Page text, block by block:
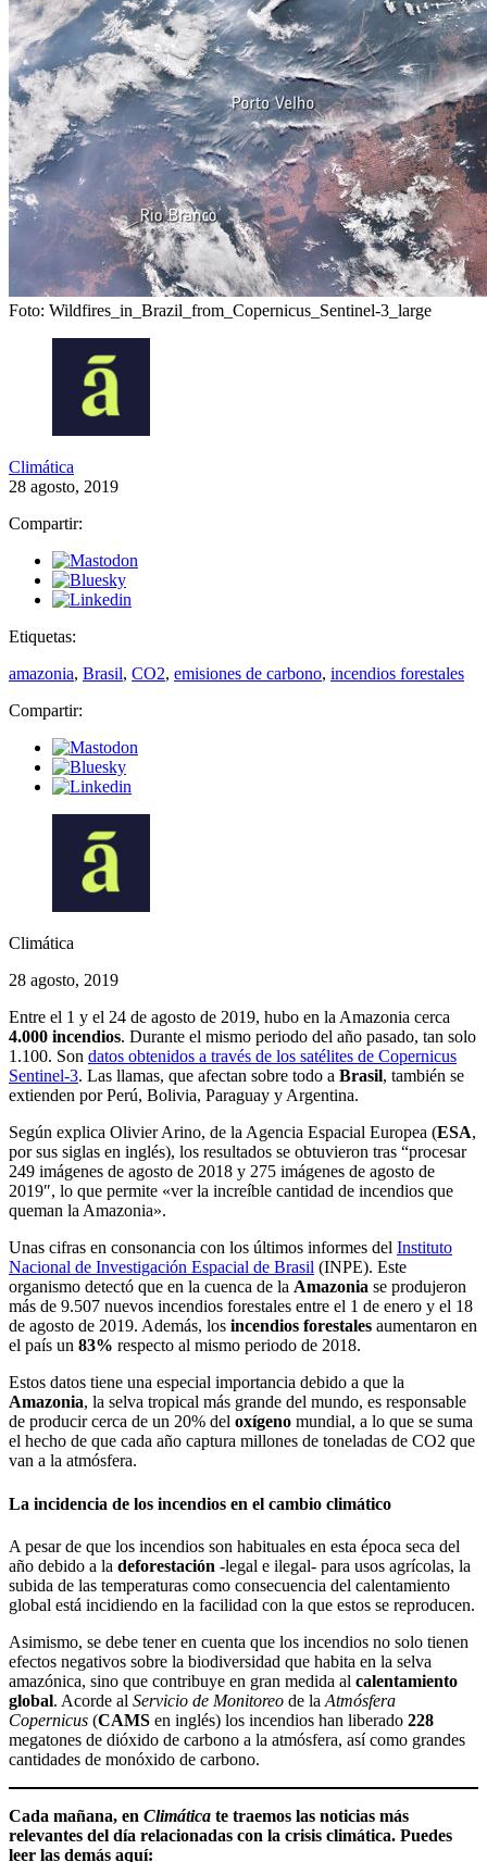
Foto: Wildfires_in_Brazil_from_Copernicus_Sentinel-3_large
Climática
28 agosto, 2019
Compartir:
Etiquetas:
amazonia, Brasil, CO2, emisiones de carbono, incendios forestales
Compartir:
Climática
28 agosto, 2019
Entre el 1 y el 24 de agosto de 2019, hubo en la Amazonia cerca
4.000 incendios. Durante el mismo periodo del año pasado, tan solo
1.100. Son datos obtenidos a través de los satélites de Copernicus
Sentinel-3. Las llamas, que afectan sobre todo a Brasil, también se
extienden por Perú, Bolivia, Paraguay y Argentina.
Según explica Olivier Arino, de la Agencia Espacial Europea (ESA,
por sus siglas en inglés), los resultados se obtuvieron tras “procesar
249 imágenes de agosto de 2018 y 275 imágenes de agosto de
2019″, lo que permite «ver la increíble cantidad de incendios que
queman la Amazonia».
Unas cifras en consonancia con los últimos informes del Instituto
Nacional de Investigación Espacial de Brasil (INPE). Este
organismo detectó que en la cuenca de la Amazonia se produjeron
más de 9.507 nuevos incendios forestales entre el 1 de enero y el 18
de agosto de 2019. Además, los incendios forestales aumentaron en
el país un 83% respecto al mismo periodo de 2018.
Estos datos tiene una especial importancia debido a que la
Amazonia, la selva tropical más grande del mundo, es responsable
de producir cerca de un 20% del oxígeno mundial, a lo que se suma
el hecho de que cada año captura millones de toneladas de CO2 que
van a la atmósfera.
La incidencia de los incendios en el cambio climático
A pesar de que los incendios son habituales en esta época seca del
año debido a la deforestación -legal e ilegal- para usos agrícolas, la
subida de las temperaturas como consecuencia del calentamiento
global está incidiendo en la facilidad con la que estos se reproducen.
Asimismo, se debe tener en cuenta que los incendios no solo tienen
efectos negativos sobre la biodiversidad que habita en la selva
amazónica, sino que contribuye en gran medida al calentamiento
global. Acorde al Servicio de Monitoreo de la Atmósfera
Copernicus (CAMS en inglés) los incendios han liberado 228
megatones de dióxido de carbono a la atmósfera, así como grandes
cantidades de monóxido de carbono.
Cada mañana, en Climática te traemos las noticias más
relevantes del día relacionadas con la crisis climática. Puedes
leer las demás aquí: